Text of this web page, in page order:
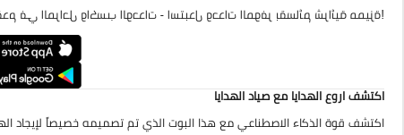
تقدم في المراحل واكسب الوحدات - استبدل وحدات الموفر بقسائم شرائية
اكتشف اروع الهدايا مع صياد الهدايا
اكتشف قوة الذكاء الاصطناعي مع هذا البوت الذي تم تصميمه خصيصاً لإيجاد